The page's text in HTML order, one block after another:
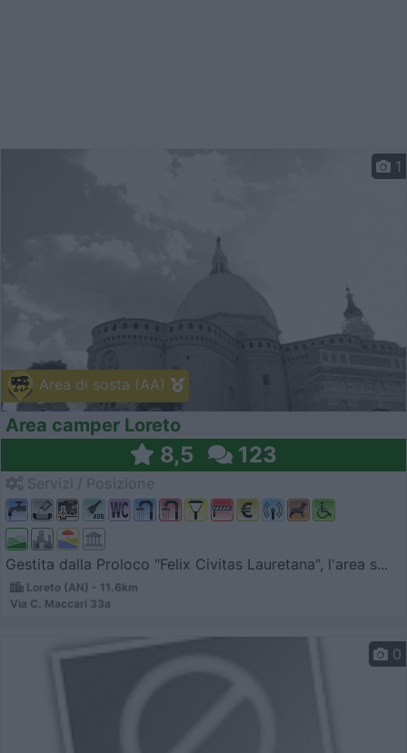
Area di sosta (AA)
1
Area camper Loreto
8,5 123
Gestita dalla Proloco "Felix Civitas Lauretana", l'area s...
Loreto (AN) - 11.6km
Via C. Maccari 33a
0